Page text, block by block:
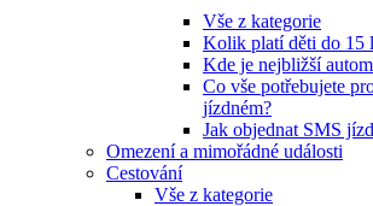
Vše z kategorie
Kolik platí děti do 15
Kde je nejbližší
Co vše potřebujete
jízdném?
Jak objednat SMS
Omezení a mimořádné události
Cestování
Vše z kategorie